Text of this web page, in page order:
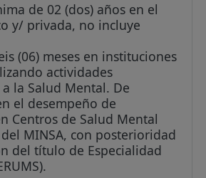
de 02 (dos) años en el
y/ privada, no incluye
(06) meses en instituciones
actividades
la Salud Mental. De
el desempeño de
Centros de Salud Mental
MINSA, con posterioridad
del título de Especialidad